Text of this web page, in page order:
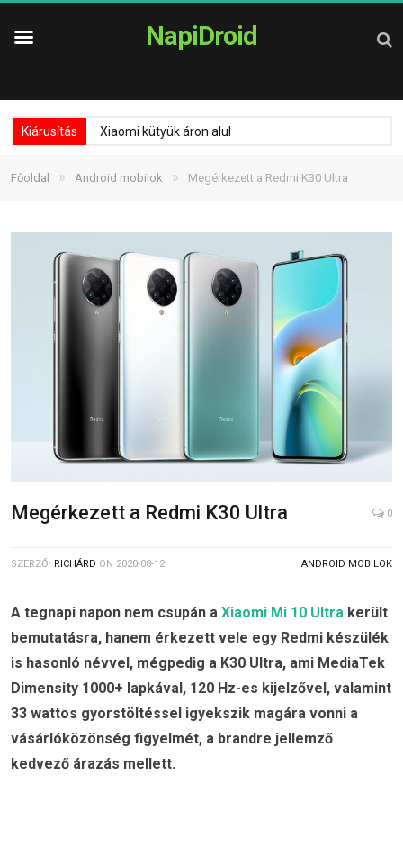
NapiDroid
Kiárusítás Xiaomi kütyük áron alul
Főoldal » Android mobilok » Megérkezett a Redmi K30 Ultra
Megérkezett a Redmi K30 Ultra 0
SZERZŐ: RICHÁRD ON 2020-08-12 ANDROID MOBILOK
A tegnapi napon nem csupán a Xiaomi Mi 10 Ultra került
bemutatásra, hanem érkezett vele egy Redmi készülék
is hasonló névvel, mégpedig a K30 Ultra, ami MediaTek
Dimensity 1000+ lapkával, 120 Hz-es kijelzővel, valamint
33 wattos gyorstöltéssel igyekszik magára vonni a
vásárlóközönség figyelmét, a brandre jellemző
kedvező árazás mellett.